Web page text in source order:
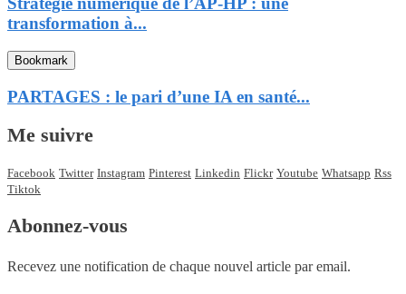
transformation à...
Bookmark
PARTAGES : le pari d’une IA en santé...
Me suivre
Facebook Twitter Instagram Pinterest Linkedin Flickr Youtube Whatsapp Rss
Tiktok
Abonnez-vous
Recevez une notification de chaque nouvel article par email.